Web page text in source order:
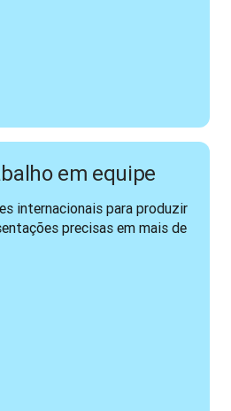
em equipe
internacionais para produzir
precisas em mais de